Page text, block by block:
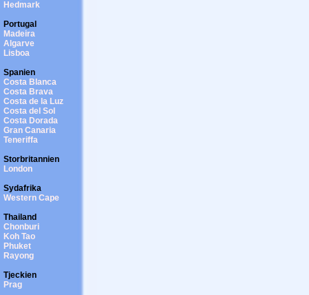
Hedmark
Portugal
Madeira
Algarve
Lisboa
Spanien
Costa Blanca
Costa Brava
Costa de la Luz
Costa del Sol
Costa Dorada
Gran Canaria
Teneriffa
Storbritannien
London
Sydafrika
Western Cape
Thailand
Chonburi
Koh Tao
Phuket
Rayong
Tjeckien
Prag